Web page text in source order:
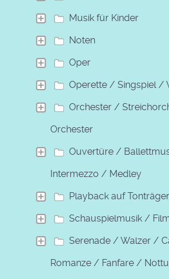
Musik für Kinder
Noten
Oper
Operette / Singspiel /
Orchester /
Orchester
Ouvertüre /
Intermezzo / Medley
Playback auf Tonträger
Schauspielmusik /
Serenade / Walzer /
Romanze / Fanfare /